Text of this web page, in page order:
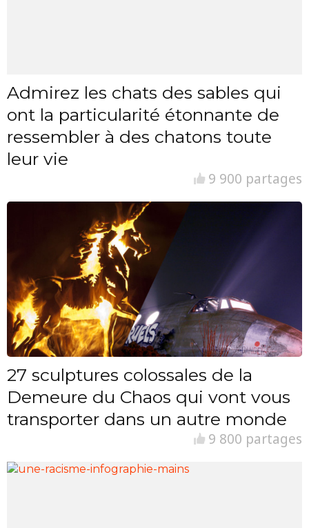
Admirez les chats des sables qui
ont la particularité étonnante de
ressembler à des chatons toute
leur vie
9 900 partages
27 sculptures colossales de la
Demeure du Chaos qui vont vous
transporter dans un autre monde
9 800 partages